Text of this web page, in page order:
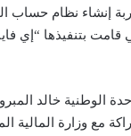
إنشاء نظام حساب
قامت بتنفيذها “إي
الوطنية خالد
مع وزارة المالية